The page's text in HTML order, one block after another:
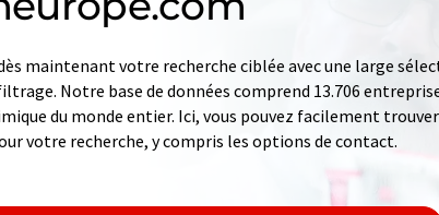
maintenant votre recherche ciblée avec une large
Notre base de données comprend 13.706
du monde entier. Ici, vous pouvez facilement
votre recherche, y compris les options de contact.